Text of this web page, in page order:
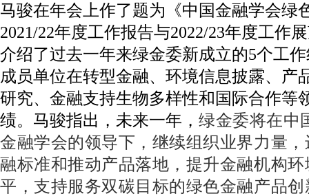
马骏在年会上作了题为《中国金融学会绿
2021/22年度工作报告与2022/23年度工作
介绍了过去一年来绿金委新成立的5个工
成员单位在转型金融、环境信息披露、产
研究、金融支持生物多样性和国际合作等
绩。马骏指出，未来一年， 绿金委将在中
金融学会的领导下，继续组织业界力量
融标准和推动产品落地，提升金融机构
平，支持服务双碳目标的绿色金融产品